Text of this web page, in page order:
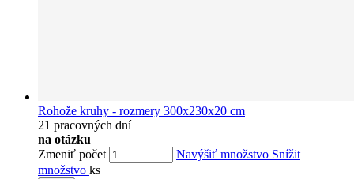
Rohože kruhy - rozmery 300x230x20 cm
21 pracovných dní
na otázku
Zmeniť počet
Navýšiť množstvo Snížit
množstvo ks